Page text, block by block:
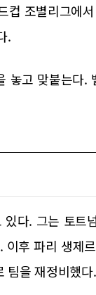
컵 조별리그에
.
놓고 맞붙는다.
다. 그는 토트
후 파리 생제
팀을 재정비했다.